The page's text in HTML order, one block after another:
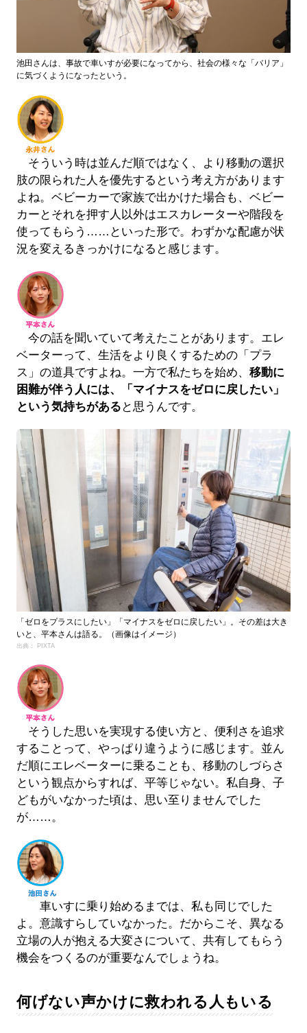
池田さんは、事故で車いすが必要になってから、社会の様々な「バリア」
に気づくようになったという。
そういう時は並んだ順ではなく、より移動の選択
肢の限られた人を優先するという考え方があります
よね。ベビーカーで家族で出かけた場合も、ベビー
カーとそれを押す人以外はエスカレーターや階段を
使ってもらう……といった形で。わずかな配慮が状
況を変えるきっかけになると感じます。
今の話を聞いていて考えたことがあります。エレ
ベーターって、生活をより良くするための「プラ
ス」の道具ですよね。一方で私たちを始め、 移動に
困難が伴う人には、「マイナスをゼロに戻したい」
という気持ちがある と思うんです。
「ゼロをプラスにしたい」「マイナスをゼロに戻したい」。その差は大き
いと、平本さんは語る。（画像はイメージ）
出典： PIXTA
そうした思いを実現する使い方と、便利さを追求
することって、やっぱり違うように感じます。並ん
だ順にエレベーターに乗ることも、移動のしづらさ
という観点からすれば、平等じゃない。私自身、子
どもがいなかった頃は、思い至りませんでした
が……。
車いすに乗り始めるまでは、私も同じでした
よ。意識すらしていなかった。だからこそ、異なる
立場の人が抱える大変さについて、共有してもらう
機会をつくるのが重要なんでしょうね。
何げない声かけに救われる人もいる